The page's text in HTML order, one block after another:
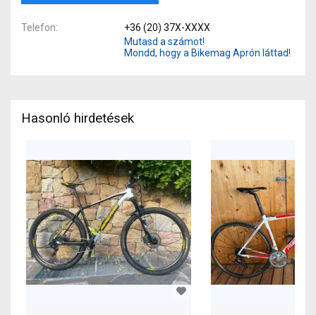
Telefon
+36 (20) 37X-XXXX
Mutasd a számot!
Mondd, hogy a Bikemag Aprón láttad!
Hasonló hirdetések